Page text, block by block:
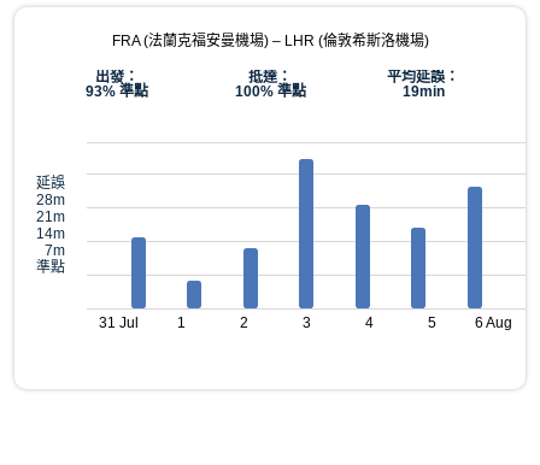
FRA (法蘭克福安曼機場) – LHR (倫敦希斯洛機場)
出發：
93% 準點
抵達：
100% 準點
平均延誤：
19min
延誤
28m
21m
14m
7m
準點
31 Jul 1 2 3 4 5 6 Aug